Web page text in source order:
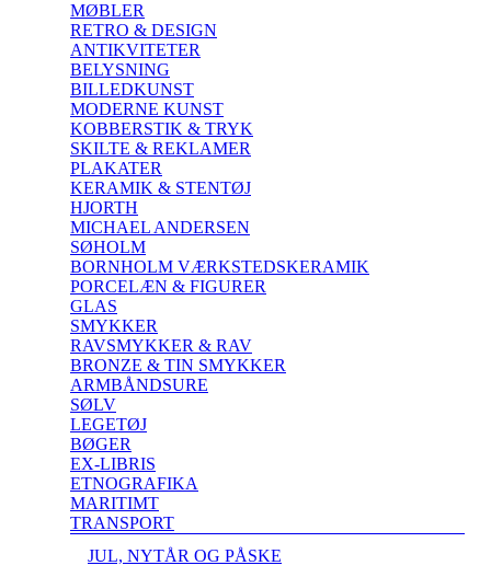
MØBLER
RETRO & DESIGN
ANTIKVITETER
BELYSNING
BILLEDKUNST
MODERNE KUNST
KOBBERSTIK & TRYK
SKILTE & REKLAMER
PLAKATER
KERAMIK & STENTØJ
HJORTH
MICHAEL ANDERSEN
SØHOLM
BORNHOLM VÆRKSTEDSKERAMIK
PORCELÆN & FIGURER
GLAS
SMYKKER
RAVSMYKKER & RAV
BRONZE & TIN SMYKKER
ARMBÅNDSURE
SØLV
LEGETØJ
BØGER
EX-LIBRIS
ETNOGRAFIKA
MARITIMT
TRANSPORT
JUL, NYTÅR OG PÅSKE